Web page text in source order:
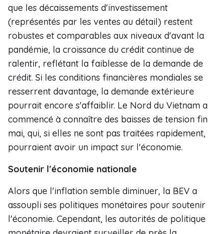
que les décaissements d'investissement
(représentés par les ventes au détail) restent
robustes et comparables aux niveaux d'avant la
pandémie, la croissance du crédit continue de
ralentir, reflétant la faiblesse de la demande de
crédit. Si les conditions financières mondiales se
resserrent davantage, la demande extérieure
pourrait encore s'affaiblir. Le Nord du Vietnam a
commencé à connaître des baisses de tension fin
mai, qui, si elles ne sont pas traitées rapidement,
pourraient avoir un impact sur l'économie.
Soutenir l'économie nationale
Alors que l'inflation semble diminuer, la BEV a
assoupli ses politiques monétaires pour soutenir
l'économie. Cependant, les autorités de politique